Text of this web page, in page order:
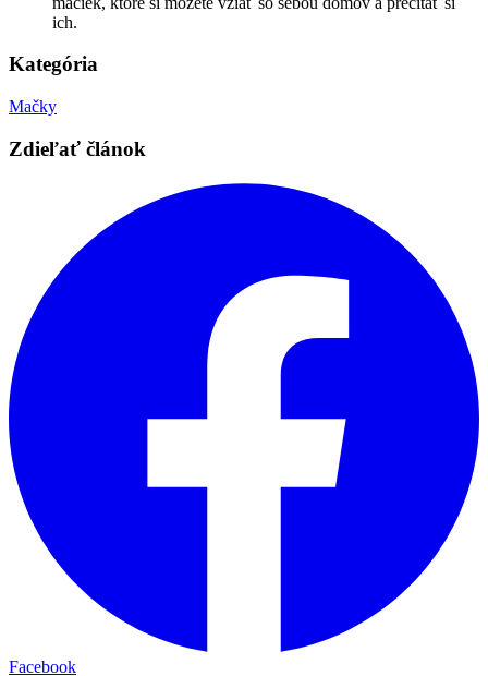
ich.
Kategória
Mačky
Zdieľať článok
Facebook